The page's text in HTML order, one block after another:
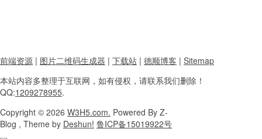
前端资源 | 图片二维码生成器 | 下载站 | 德顺博客 | Sitemap
本站内容多整理于互联网， 如有侵权，请联系我们删除！
QQ:1209278955.
Copyright © 2026 W3H5.com. Powered By Z-
Blog , Theme by Deshun! 鲁ICP备15019922号